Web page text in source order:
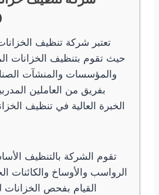
تعتبر شركة تنظيف
حيث تقوم بتنظيف الخزانات
والمؤسسات والمنشآت
بفريق من العاملين
الخبرة العالية في تنظيف
تقوم الشركة بالتنظيف
الرواسب والأوساخ والكائنات
القيام بفحص الخزانات